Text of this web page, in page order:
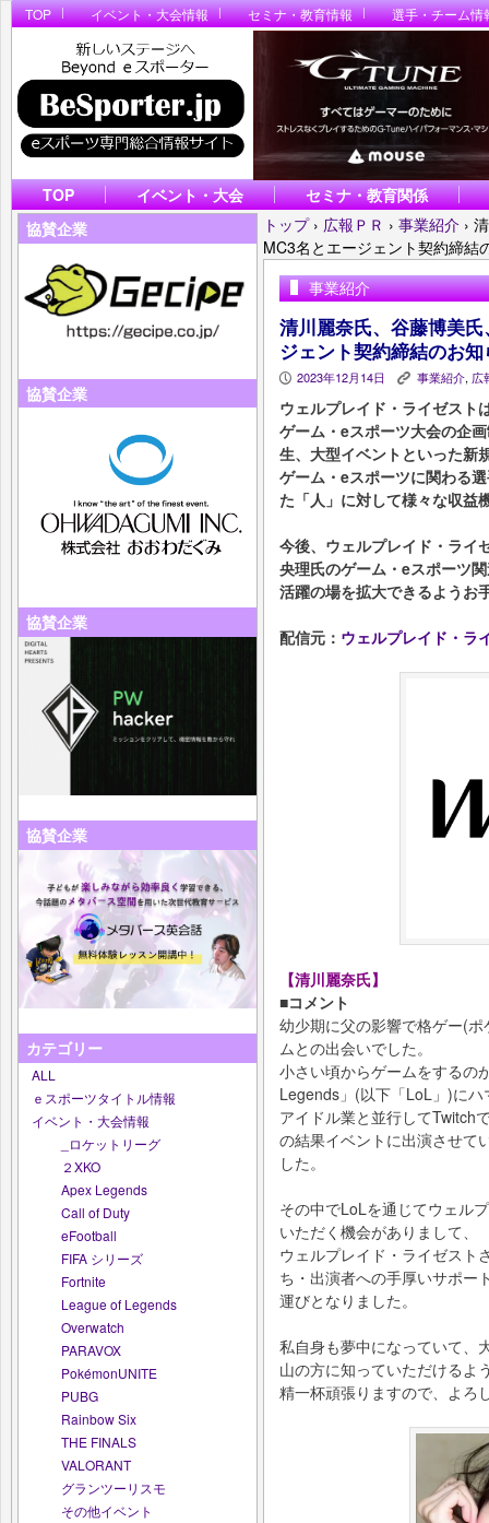
TOP イベント・大会情報 セミナ・教育情報 選手・チーム情
TOP イベント・大会
セミナ・教育関係
協賛企業
協賛企業
協賛企業
協賛企業
カテゴリー
ALL
ｅスポーツタイトル情報
イベント・大会情報
_ロケットリーグ
２XKO
Apex Legends
Call of Duty
eFootball
FIFA シリーズ
Fortnite
League of Legends
Overwatch
PARAVOX
PokémonUNITE
PUBG
Rainbow Six
THE FINALS
VALORANT
グランツーリスモ
その他イベント
トップ › 広報ＰＲ › 事業紹介 ›
MC3名とエージェント契約締結
事業紹介
清川麗奈氏、谷藤博美
ジェント契約締結のお知
P 2023年12月14日 K 事業紹介, 広
ウェルプレイド・ライゼスト
ゲーム・eスポーツ大会の企
生、大型イベントといった新
ゲーム・eスポーツに関わる
た「人」に対して様々な収益
今後、ウェルプレイド・ライ
央理氏のゲーム・eスポーツ
活躍の場を拡大できるようお
配信元： ウェルプレイド・ラ
【清川麗奈氏】
■コメント
幼少期に父の影響で格ゲー(
ムとの出会いでした。
小さい頃からゲームをするの
Legends」(以下「LoL」)に
アイドル業と並行してTwitch
の結果イベントに出演させて
した。
その中でLoLを通じてウェル
いただく機会がありまして、
ウェルプレイド・ライゼスト
ち・出演者への手厚いサポー
運びとなりました。
私自身も夢中になっていて、
山の方に知っていただけるよ
精一杯頑張りますので、よろ